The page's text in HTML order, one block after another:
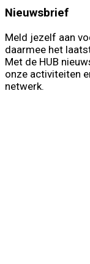
Nieuwsbrief
Meld jezelf aan
daarmee het
Met de HUB
onze activiteiten
netwerk.